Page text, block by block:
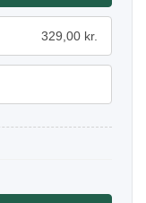
329,00 kr.